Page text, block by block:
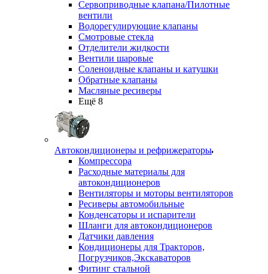
Сервоприводные клапана/Пилотные
вентили
Водорегулирующие клапаны
Смотровые стекла
Отделители жидкости
Вентили шаровые
Соленоидные клапаны и катушки
Обратные клапаны
Масляные ресиверы
Ещё 8
Автокондиционеры и рефрижераторы
Компрессора
Расходные материалы для
автокондиционеров
Вентиляторы и моторы вентиляторов
Ресиверы автомобильные
Конденсаторы и испарители
Шланги для автокондиционеров
Датчики давления
Кондиционеры для Тракторов,
Погрузчиков,Экскаваторов
Фитинг стальной